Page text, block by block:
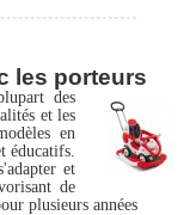
les porteurs
des
et les
en
éducatifs.
et
de
plusieurs années